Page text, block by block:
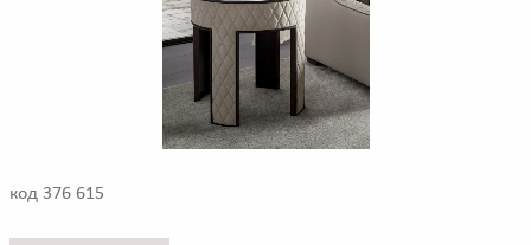
код 376 615